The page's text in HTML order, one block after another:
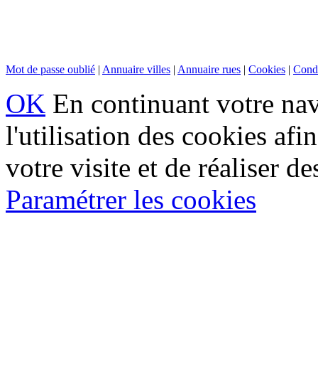
Mot de passe oublié | Annuaire villes | Annuaire rues | Cookies |
OK En continuant votre
l'utilisation des cookies
votre visite et de réaliser
Paramétrer les cookies